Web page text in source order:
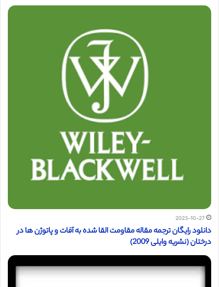
2023-10-27
دانلود رایگان ترجمه مقاله مقاومت القا شده به آفات و پاتوژن ها در
درختان (نشریه وایلی 2009)